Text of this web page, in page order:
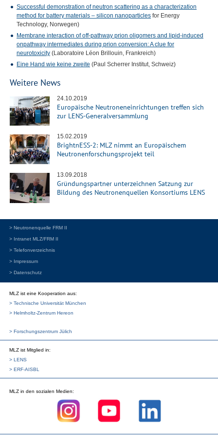
Successful demonstration of neutron scattering as a characterization
method for battery materials – silicon nanoparticles for Energy
Technology, Norwegen)
Membrane interaction of off-pathway prion oligomers and lipid-induced
onpathway intermediates during prion conversion: A clue for
neurotoxicity (Laboratoire Léon Brillouin, Frankreich)
Eine Hand wie keine zweite (Paul Scherrer Institut, Schweiz)
Weitere News
24.10.2019
Europäische Neutroneneinrichtungen treffen sich
zur LENS-Generalversammlung
15.02.2019
BrightnESS-2: MLZ nimmt an Europäischem
Neutronenforschungsprojekt teil
13.09.2018
Gründungspartner unterzeichnen Satzung zur
Bildung des Neutronenquellen Konsortiums LENS
> Neutronenquelle FRM II
> Intranet MLZ/FRM II
> Telefonverzeichnis
> Impressum
> Datenschutz
MLZ ist eine Kooperation aus:
> Technische Universität München
> Helmholtz-Zentrum Hereon
> Forschungszentrum Jülich
MLZ ist Mitglied in:
> LENS
> ERF-AISBL
MLZ in den sozialen Medien: